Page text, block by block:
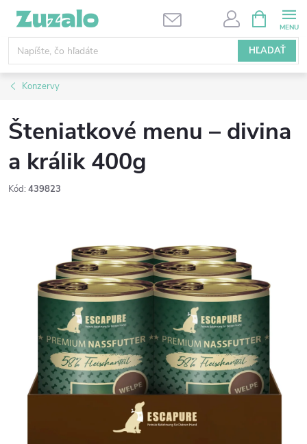
Prejsť
obsah
HĽADAŤ
KOŠÍK
Konzervy
Šteniatkové menu – divina
a králik 400g
Kód: 439823